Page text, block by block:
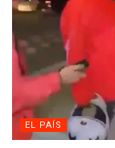
EL PAÍS